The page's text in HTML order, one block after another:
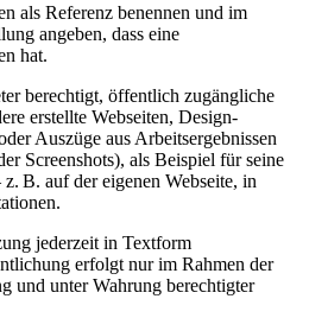
als Referenz benennen und im
angeben, dass eine
hat.
berechtigt, öffentlich zugängliche
erstellte Webseiten, Design-
Auszüge aus Arbeitsergebnissen
Screenshots), als Beispiel für seine
B. auf der eigenen Webseite, in
jederzeit in Textform
erfolgt nur im Rahmen der
und unter Wahrung berechtigter